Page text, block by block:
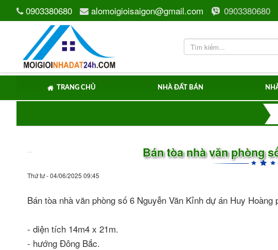
0903380680 alomoigioisaigon@gmail.com 0903380680
TRANG CHỦ NHÀ ĐẤT BÁN
Bán tòa nhà văn phòng
Thứ tư - 04/06/2025 09:45
Bán tòa nhà văn phòng số 6 Nguyễn Văn Kỉnh dự án Huy Hoàng
- diện tích 14m4 x 21m.
- hướng Đông Bắc.